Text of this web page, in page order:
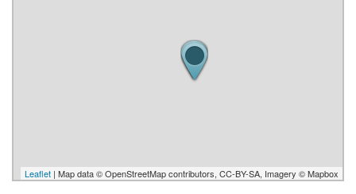
Leaflet | Map data © OpenStreetMap contributors, CC-BY-SA, Imagery © Mapbox